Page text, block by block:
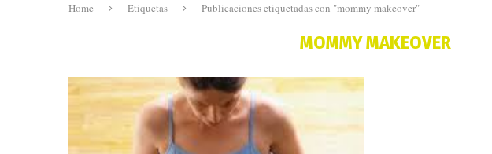
Home Etiquetas Publicaciones etiquetadas con "mommy makeover"
MOMMY MAKEOVER